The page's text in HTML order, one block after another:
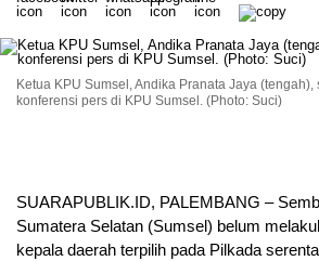
Ketua KPU Sumsel, Andika Pranata Jaya (tengah),
konferensi pers di KPU Sumsel. (Photo: Suci)
SUARAPUBLIK.ID, PALEMBANG –
Sumatera Selatan (Sumsel) belum
kepala daerah terpilih pada Pilkada